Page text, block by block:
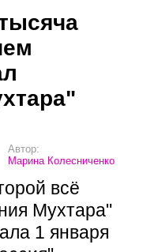
Автор:
Марина Колесниченко
всё
Мухтара"
1 января